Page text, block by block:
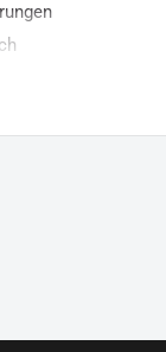
Sie, dass an